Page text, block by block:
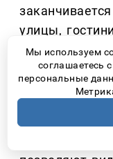
улицы,
центры –
переживать
Современные
Мы используем
соглашаетесь
персональные